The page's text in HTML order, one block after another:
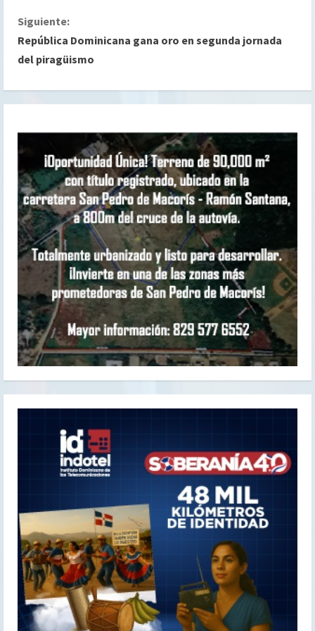
g
u
l
e
y
e
n
d
Siguiente:
República Dominicana gana oro en segunda jornada
del piragüismo